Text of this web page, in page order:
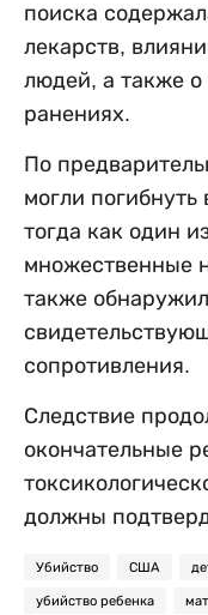
поиска
лекарств,
людей, а также
ранениях.
По
могли погибнуть
тогда как один
множественные
также
сопротивления.
Следствие
окончательные
должны
Убийство США
убийство ребенка